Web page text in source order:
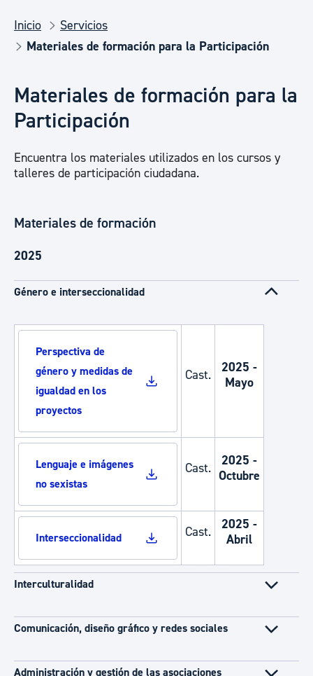
Inicio
Servicios
Materiales de formación para la Participación
Materiales de formación para la
Participación
Encuentra los materiales utilizados en los cursos y
talleres de participación ciudadana.
Materiales de formación
2025
Género e interseccionalidad
Perspectiva de
género y medidas de
igualdad en los
proyectos
Cast.
2025 -
Mayo
Lenguaje e imágenes
no sexistas
Cast.
2025 -
Octubre
Interseccionalidad Cast.
2025 -
Abril
Interculturalidad
Comunicación, diseño gráfico y redes sociales
Administración y gestión de las asociaciones